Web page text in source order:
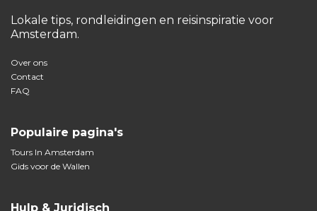
Lokale tips, rondleidingen en reisinspiratie voor
Amsterdam.
Over ons
Contact
FAQ
Populaire pagina's
Tours In Amsterdam
Gids voor de Wallen
Hulp & Juridisch